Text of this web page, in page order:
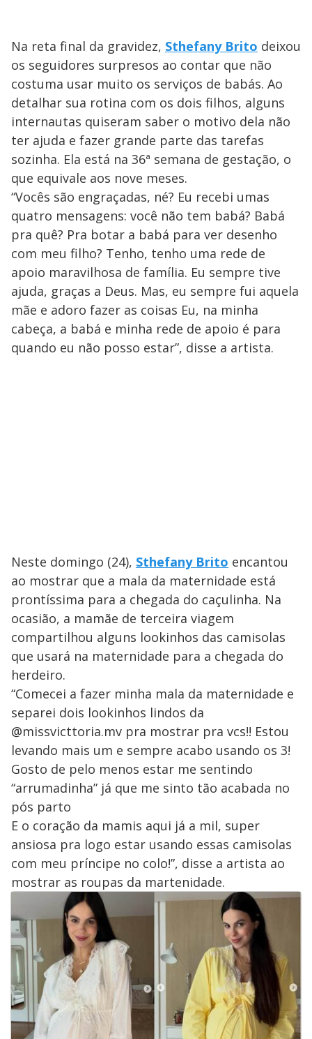
Na reta final da gravidez, Sthefany Brito deixou
os seguidores surpresos ao contar que não
costuma usar muito os serviços de babás. Ao
detalhar sua rotina com os dois filhos, alguns
internautas quiseram saber o motivo dela não
ter ajuda e fazer grande parte das tarefas
sozinha. Ela está na 36ª semana de gestação, o
que equivale aos nove meses.
“Vocês são engraçadas, né? Eu recebi umas
quatro mensagens: você não tem babá? Babá
pra quê? Pra botar a babá para ver desenho
com meu filho? Tenho, tenho uma rede de
apoio maravilhosa de família. Eu sempre tive
ajuda, graças a Deus. Mas, eu sempre fui aquela
mãe e adoro fazer as coisas Eu, na minha
cabeça, a babá e minha rede de apoio é para
quando eu não posso estar”, disse a artista.
Neste domingo (24), Sthefany Brito encantou
ao mostrar que a mala da maternidade está
prontíssima para a chegada do caçulinha. Na
ocasião, a mamãe de terceira viagem
compartilhou alguns lookinhos das camisolas
que usará na maternidade para a chegada do
herdeiro.
“Comecei a fazer minha mala da maternidade e
separei dois lookinhos lindos da
@missvicttoria.mv pra mostrar pra vcs!! Estou
levando mais um e sempre acabo usando os 3!
Gosto de pelo menos estar me sentindo
“arrumadinha” já que me sinto tão acabada no
pós parto
E o coração da mamis aqui já a mil, super
ansiosa pra logo estar usando essas camisolas
com meu príncipe no colo!”, disse a artista ao
mostrar as roupas da martenidade.